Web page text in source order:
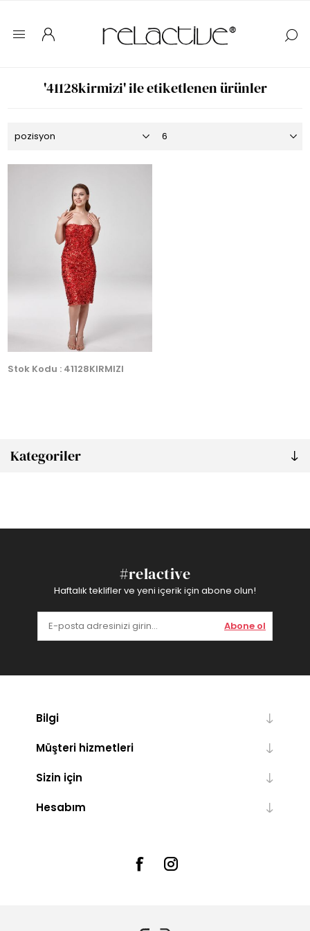
Kategoriler
'41128kirmizi' ile etiketlenen ürünler
Stok Kodu : 41128KIRMIZI
#relactive
Haftalık teklifler ve yeni içerik için abone olun!
Abone ol
Bilgi
Müşteri hizmetleri
Sizin için
Hesabım